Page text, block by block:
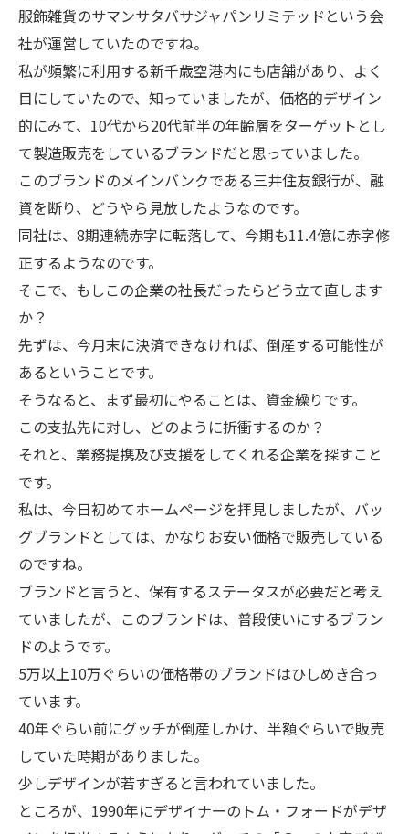
服飾雑貨のサマンサタバサジャパンリミテッドという会
社が運営していたのですね。
私が頻繁に利用する新千歳空港内にも店舗があり、よく
目にしていたので、知っていましたが、価格的デザイン
的にみて、10代から20代前半の年齢層をターゲットとし
て製造販売をしているブランドだと思っていました。
このブランドのメインバンクである三井住友銀行が、融
資を断り、どうやら見放したようなのです。
同社は、8期連続赤字に転落して、今期も11.4億に赤字修
正するようなのです。
そこで、もしこの企業の社長だったらどう立て直します
か？
先ずは、今月末に決済できなければ、倒産する可能性が
あるということです。
そうなると、まず最初にやることは、資金繰りです。
この支払先に対し、どのように折衝するのか？
それと、業務提携及び支援をしてくれる企業を探すこと
です。
私は、今日初めてホームページを拝見しましたが、バッ
グブランドとしては、かなりお安い価格で販売している
のですね。
ブランドと言うと、保有するステータスが必要だと考え
ていましたが、このブランドは、普段使いにするブラン
ドのようです。
5万以上10万ぐらいの価格帯のブランドはひしめき合っ
ています。
40年ぐらい前にグッチが倒産しかけ、半額ぐらいで販売
していた時期がありました。
少しデザインが若すぎると言われていました。
ところが、1990年にデザイナーのトム・フォードがデザ